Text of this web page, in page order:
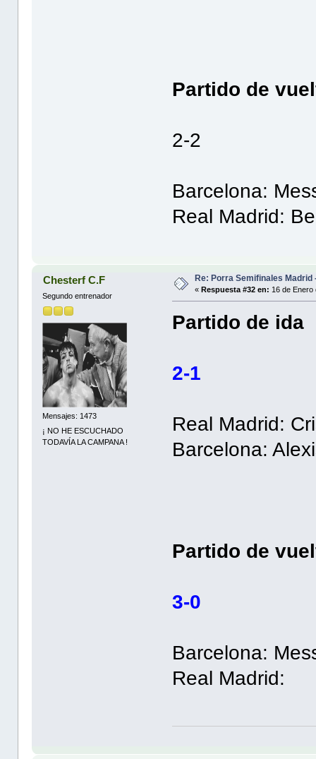
Partido de
2-2
Barcelona:
Real Madrid:
Chesterf C.F
Segundo entrenador
Mensajes: 1473
¡ NO HE ESCUCHADO
TODAVÍA LA CAMPANA !
Re: Porra Semifinales Madrid
« Respuesta #32 en: 16 de Enero
Partido de ida
2-1
Real Madrid:
Barcelona:
Partido de
3-0
Barcelona:
Real Madrid: